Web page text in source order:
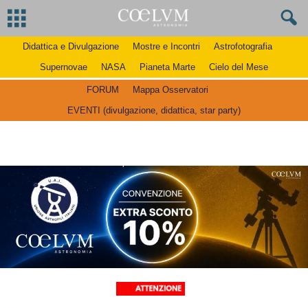
Didattica e Divulgazione Mostre e Incontri
Astrofotografia
Supernovae
NASA Pianeta Marte Cielo del Mese
FORUM
Mappa Osservatori
EVENTI (divulgazione, didattica, star party)